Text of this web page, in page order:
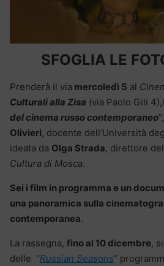
SFOGLIA LE
Prenderà il via mercoledì 5 al
Culturali alla Zisa (via Paolo Gili
del cinema russo contemporaneo
Olivieri, docente dell’Università
ideata da Olga Strada, direttore
Cultura di Mosca.
Sei i film in programma e un
una panoramica sulla
contemporanea.
La rassegna, fino al 10 dicembre,
delle “Russian Seasons”